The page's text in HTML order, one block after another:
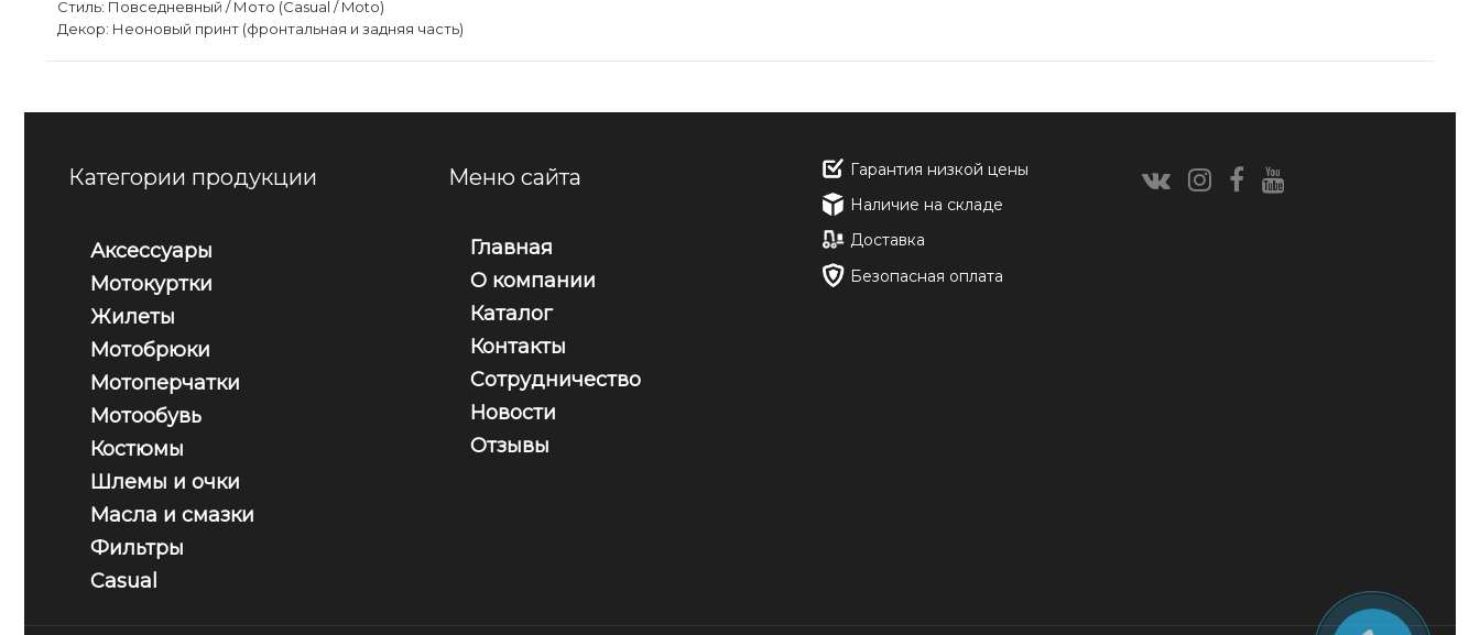
​Стиль: Повседневный / Мото (Сasual / Moto)
​Декор: Неоновый принт (фронтальная и задняя часть)
Категории продукции
Аксессуары
Мотокуртки
Жилеты
Мотобрюки
Мотоперчатки
Мотообувь
Костюмы
Шлемы и очки
Масла и смазки
Фильтры
Casual
Меню сайта
Главная
О компании
Каталог
Контакты
Сотрудничество
Новости
Отзывы
Гарантия низкой цены
Наличие на складе
Доставка
Безопасная оплата